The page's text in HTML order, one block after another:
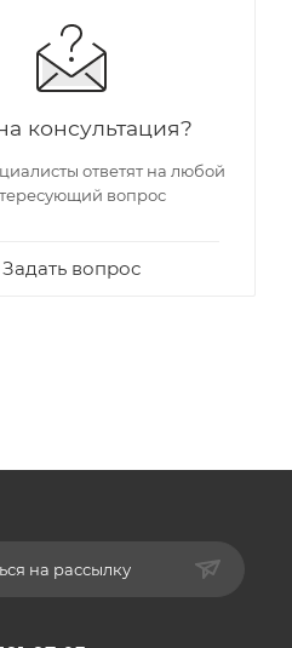
консультация?
ответят на любой
вопрос
Задать вопрос
на рассылку